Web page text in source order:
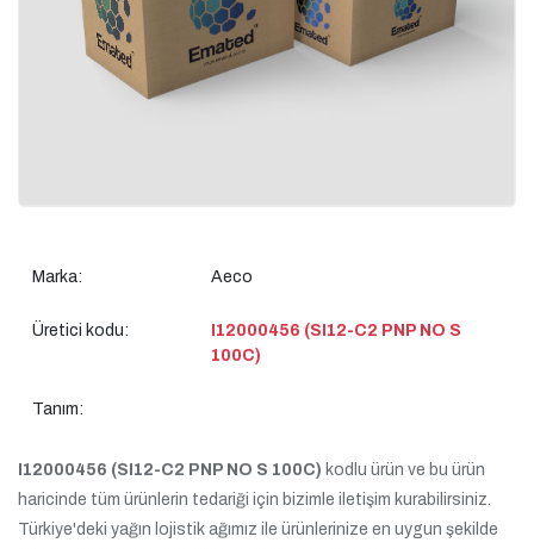
Marka: Aeco
Üretici kodu:
I12000456 (SI12-C2 PNP NO S
100C)
Tanım:
I12000456 (SI12-C2 PNP NO S 100C) kodlu ürün ve bu ürün
haricinde tüm ürünlerin tedariği için bizimle iletişim kurabilirsiniz.
Türkiye'deki yağın lojistik ağımız ile ürünlerinize en uygun şekilde